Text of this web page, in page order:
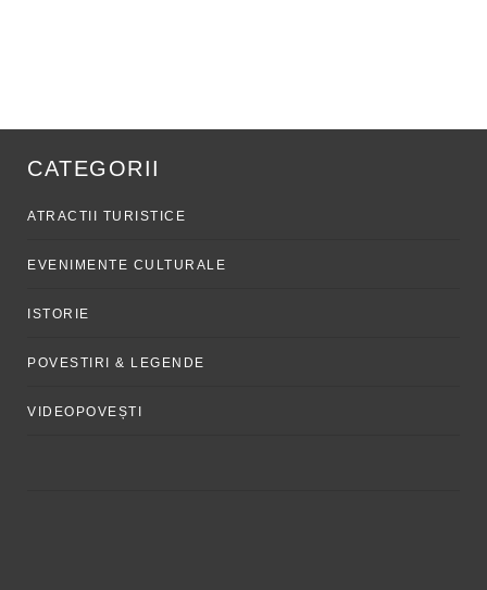
CATEGORII
ATRACTII TURISTICE
EVENIMENTE CULTURALE
ISTORIE
POVESTIRI & LEGENDE
VIDEOPOVEȘTI